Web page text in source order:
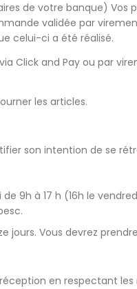
de votre banque)
validée par
celui-ci a été réalisé.
Click and Pay ou par
les articles.
son intention de se
9h à 17 h (16h le
Vous devrez
en respectant